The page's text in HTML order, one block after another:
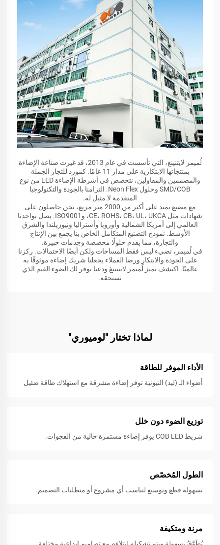
لُميمر لايتنينغ، التي تأسست في عام 2013، قد غيرت صناعة الإضاءة
بمنتجاتها الابتكارية على مدار 11 عامًا. كمورد للتجار الجملة
والمصممين والمقاولين، نتخصص في أشرطة الإضاءة LED من نوع
SMD/COB وحلول Neon Flex. التزامنا بالجودة والتكنولوجيا
المتقدمة لا مثيل له.
مع مصنع يمتد على أكثر من 2000 متر مربع، نحن حاصلون على
شهادات مثل CE، ROHS، CB، UL، UKCA، وISO9001. يصل تواجدنا
العالمي إلى أمريكا الشمالية وأوروبا وأستراليا ونيوزيلندا والشرق
الأوسط. نموذج التصنيع المتكامل الخاص بنا يجمع بين الإنتاج
والتجارة، مما يقدم حلولًا مخصصة وخِدمات خبيرة.
في لُميمر، نضيء ليس فقط المساحات ولكن أيضًا الاحتمالات. ركزنا
على الجودة والابتكار ورضا العملاء يجعلنا شريك إضاءة موثوقًا به
عالميًا. اكتشف تميز لُميمر لايتنينغ ودعنا نوفر لك الضوء القيم الذي
تستحقه.
لماذا تختار "لوميوري"
الأداء الموفر للطاقة
أضواء الـ (ليد) النيونية توفر إضاءة مشرقة مع استهلاك طاقة ضئيل
توزيع الضوء دون خلل
شريط COB LED يوفر إضاءة مستمرة خالية من الفجوات.
الطول المُخصّص
بسهولة قطع وتوسيع لتناسب أي مشروع أو متطلبات التصميم.
مرنة ومتكيفة